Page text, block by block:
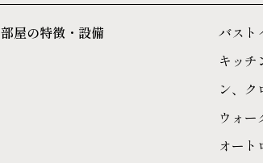
部屋の特徴・設備
バスト
キッチ
ン、ク
ウォー
オート